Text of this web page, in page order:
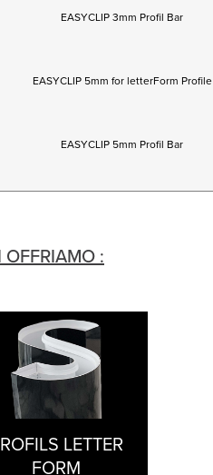
EASYCLIP 3mm Profil Bar
EASYCLIP 5mm for letterForm Profile
EASYCLIP 5mm Profil Bar
:
LETTER
FORM